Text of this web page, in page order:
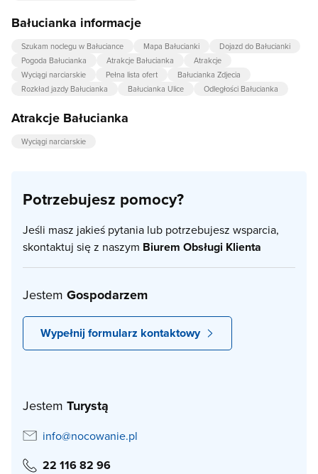
Bałucianka informacje
Szukam noclegu w Bałuciance Mapa Bałucianki
Dojazd do Bałucianki
Pogoda Bałucianka
Atrakcje Bałucianka
Atrakcje
Wyciągi narciarskie
Pełna lista ofert
Bałucianka Zdjecia
Rozkład jazdy Bałucianka
Bałucianka Ulice Odległości Bałucianka
Atrakcje Bałucianka
Wyciągi narciarskie
Potrzebujesz pomocy?
Jeśli masz jakieś pytania lub potrzebujesz wsparcia,
skontaktuj się z naszym Biurem Obsługi Klienta
Jestem Gospodarzem
Wypełnij formularz kontaktowy
Jestem Turystą
info@nocowanie.pl
22 116 82 96